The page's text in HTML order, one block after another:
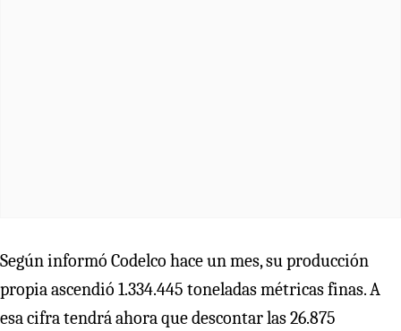
Según informó Codelco hace un mes, su producción
propia ascendió 1.334.445 toneladas métricas finas. A
esa cifra tendrá ahora que descontar las 26.875